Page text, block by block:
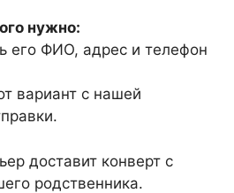
нужно:
его ФИО, адрес и телефон
вариант с нашей
доставит конверт с
родственника.